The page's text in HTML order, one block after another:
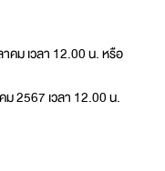
ม เวลา 12.00 น. หรือ
2567 เวลา 12.00 น.